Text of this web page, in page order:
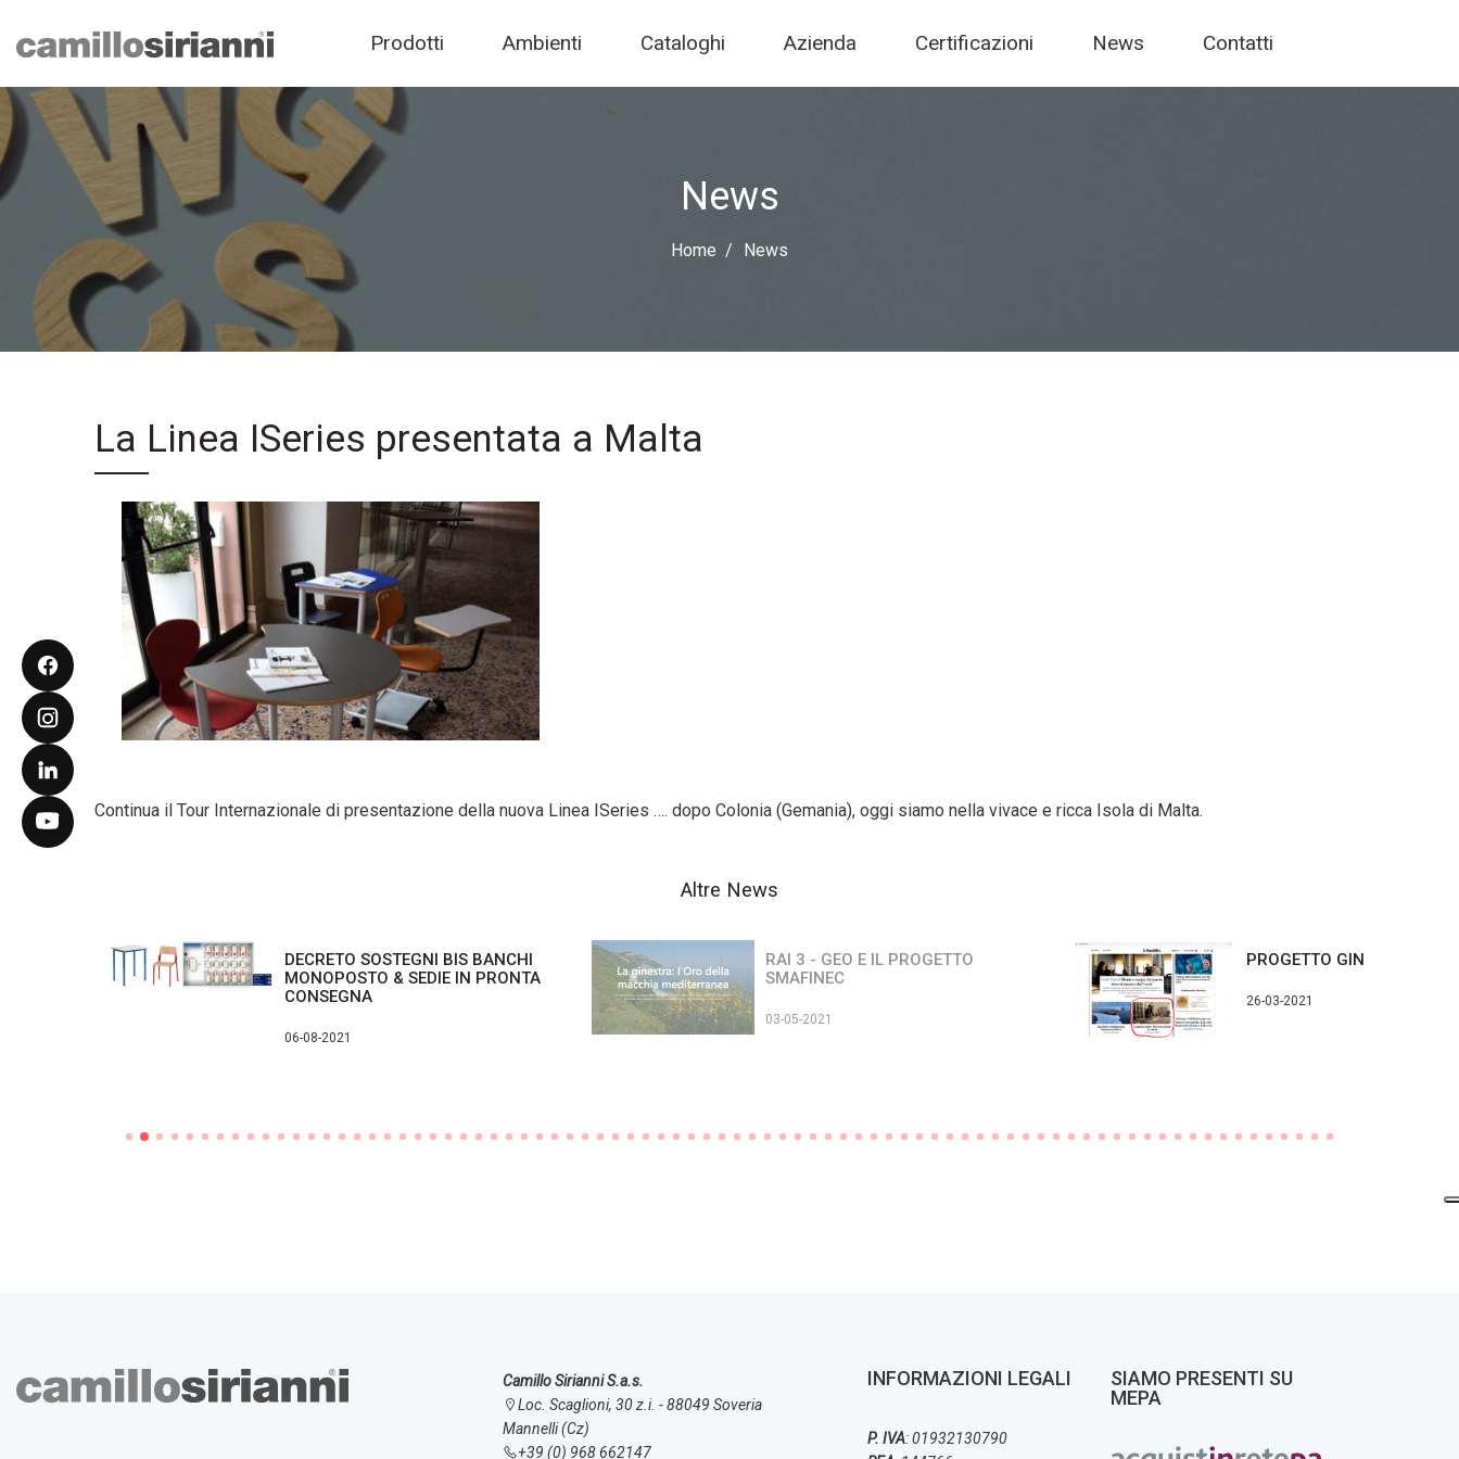
Prodotti Ambienti Cataloghi Azienda Certificazioni News Contatti
News
Home News
La Linea ISeries presentata a Malta
Continua il Tour Internazionale di presentazione della nuova Linea ISeries …. dopo Colonia (Gemania), oggi siamo nella vivace e ricca Isola di Malta.
Altre News
DECRETO SOSTEGNI BIS BANCHI
MONOPOSTO & SEDIE IN PRONTA
CONSEGNA
06-08-2021
RAI 3 - GEO E IL PROGETTO
SMAFINEC
03-05-2021
PROGETTO GINESTRA
26-03-2021
Camillo Sirianni S.a.s.
Loc. Scaglioni, 30 z.i. - 88049 Soveria
Mannelli (Cz)
+39 (0) 968 662147
INFORMAZIONI LEGALI
P. IVA: 01932130790
SIAMO PRESENTI SU
MEPA